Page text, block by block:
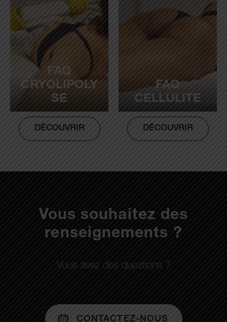
FAQ
CRYOLIPOLY
SE
DÉCOUVRIR
FAQ
CELLULITE
DÉCOUVRIR
Vous souhaitez des
renseignements ?
Vous avez des questions ?
CONTACTEZ-NOUS